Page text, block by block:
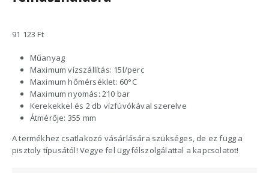
91 123Ft
Műanyag
Maximum vízszállítás: 15l/perc
Maximum hőmérséklet: 60°C
Maximum nyomás: 210 bar
Kerekekkel és 2 db vízfúvókával szerelve
Átmérője: 355 mm
A termékhez csatlakozó vásárlására szükséges, de ez függ a
pisztoly típusától! Vegye fel ügyfélszolgálattal a kapcsolatot!